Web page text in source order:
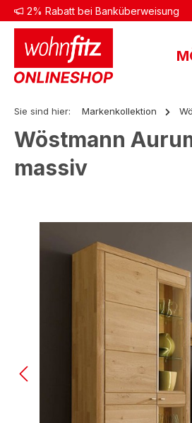
Hauptinhalt springen
Zur Suche springen
Zur Hauptnavigation springen
2% Rabatt bei Banküberweisung
Sie sind hier: Markenkollektion
Wöstmann
massiv